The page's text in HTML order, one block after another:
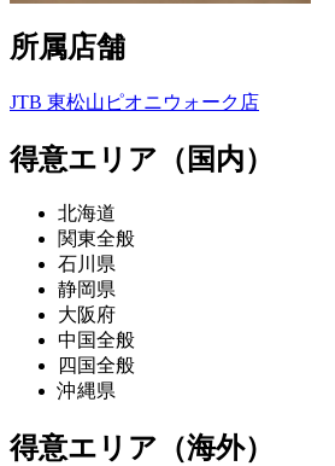
所属店舗
JTB 東松山ピオニウォーク店
得意エリア（国内）
北海道
関東全般
石川県
静岡県
大阪府
中国全般
四国全般
沖縄県
得意エリア（海外）